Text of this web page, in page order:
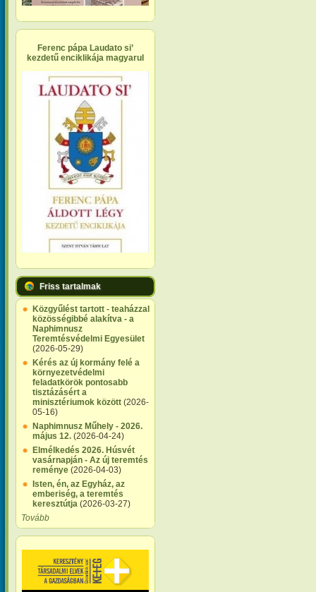
Ferenc pápa Laudato si’
kezdetű enciklikája magyarul
Friss tartalmak
Közgyűlést tartott - teaházzal
közösségibbé alakítva - a
Naphimnusz
Teremtésvédelmi Egyesület
(2026-05-29)
Kérés az új kormány felé a
környezetvédelmi
feladatkörök pontosabb
tisztázásért a
minisztériumok között (2026-
05-16)
Naphimnusz Műhely - 2026.
május 12. (2026-04-24)
Elmélkedés 2026. Húsvét
vasárnapján - Az új teremtés
reménye (2026-04-03)
Isten, én, az Egyház, az
emberiség, a teremtés
keresztútja (2026-03-27)
Tovább